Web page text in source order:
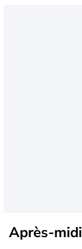
Après-midi